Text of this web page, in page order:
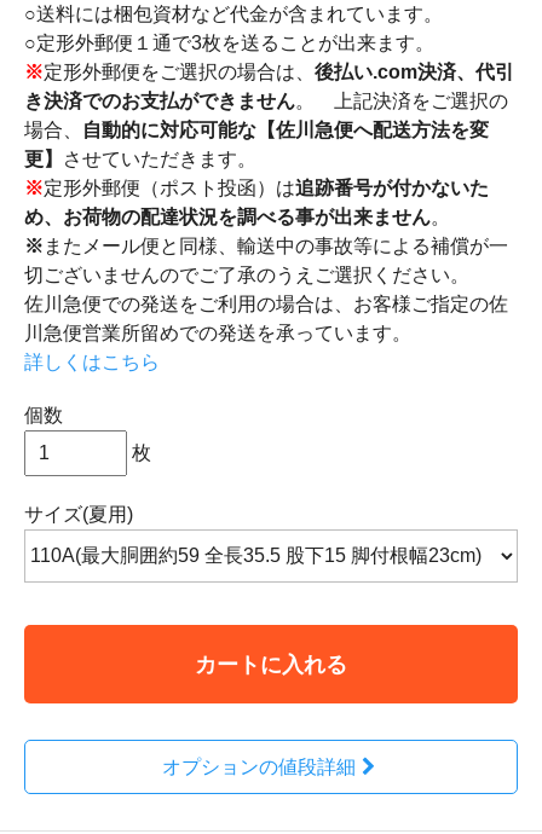
○送料には梱包資材など代金が含まれています。
○定形外郵便１通で3枚を送ることが出来ます。
※定形外郵便をご選択の場合は、 後払い.com決済、代引
き決済でのお支払ができません。 上記決済をご選択の
場合、
自動的に対応可能な【佐川急便へ配送方法を変
更】
させていただきます。
※定形外郵便（ポスト投函）は追跡番号が付かないた
め、お荷物の配達状況を調べる事が出来ません。
※ またメール便と同様、輸送中の事故等による補償が一
切ございませんのでご了承のうえご選択ください。
佐川急便での発送をご利用の場合は、お客様ご指定の佐
川急便営業所留めでの発送を承っています。
詳しくはこちら
個数
枚
サイズ(夏用)
カートに入れる
オプションの値段詳細